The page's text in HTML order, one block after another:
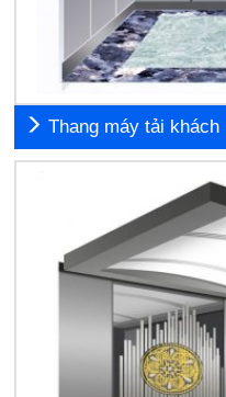
Thang máy tải khách